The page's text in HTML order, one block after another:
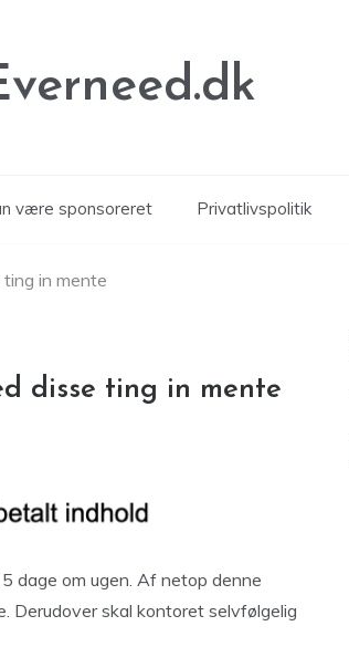
være sponsoreret Privatlivspolitik
in mente
disse ting in mente
dage om ugen. Af netop denne
Derudover skal kontoret selvfølgelig